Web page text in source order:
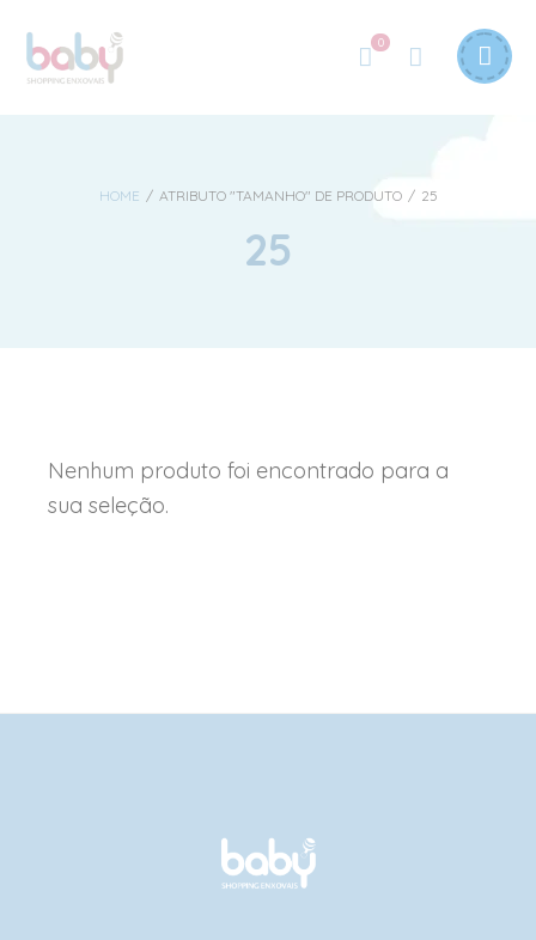
0
HOME / ATRIBUTO "TAMANHO" DE PRODUTO / 25
25
Nenhum produto foi encontrado para a
sua seleção.